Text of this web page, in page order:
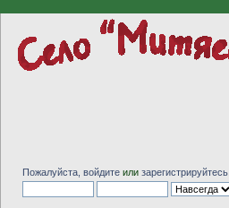
Пожалуйста, войдите или зарегистрируйтесь